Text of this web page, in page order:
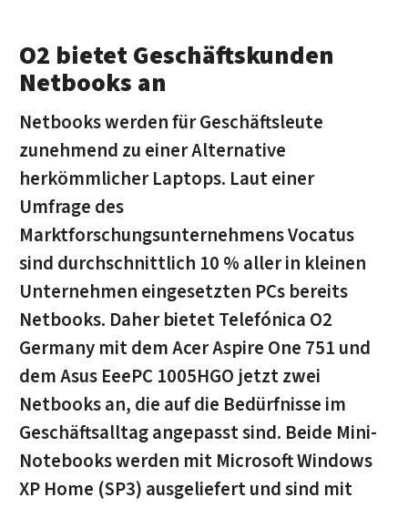
O2 bietet Geschäftskunden
Netbooks an
Netbooks werden für Geschäftsleute
zunehmend zu einer Alternative
herkömmlicher Laptops. Laut einer
Umfrage des
Marktforschungsunternehmens Vocatus
sind durchschnittlich 10 % aller in kleinen
Unternehmen eingesetzten PCs bereits
Netbooks. Daher bietet Telefónica O2
Germany mit dem Acer Aspire One 751 und
dem Asus EeePC 1005HGO jetzt zwei
Netbooks an, die auf die Bedürfnisse im
Geschäftsalltag angepasst sind. Beide Mini-
Notebooks werden mit Microsoft Windows
XP Home (SP3) ausgeliefert und sind mit